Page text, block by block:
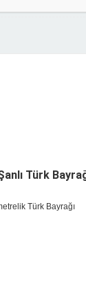
Türk
Türk Bayrağı